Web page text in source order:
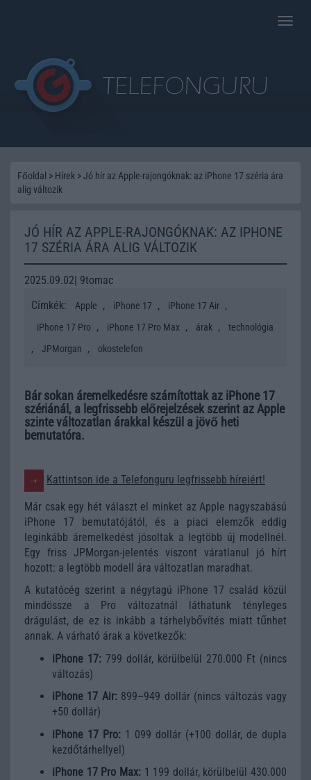
Toggle
Főoldal > Hírek >Jó hír az Apple-rajongóknak: az iPhone 17 széria ára
alig változik
JÓ HÍR AZ APPLE-RAJONGÓKNAK: AZ IPHONE
17 SZÉRIA ÁRA ALIG VÁLTOZIK
2025.09.02| 9tomac
Címkék:
Apple , iPhone 17 , iPhone 17 Air ,
iPhone 17 Pro , iPhone 17 Pro Max , árak , technológia
, JPMorgan , okostelefon
Bár sokan áremelkedésre számítottak az iPhone 17
szériánál, a legfrissebb előrejelzések szerint az Apple
szinte változatlan árakkal készül a jövő heti
bemutatóra.
Kattintson ide a Telefonguru legfrissebb híreiért!
Már csak egy hét választ el minket az Apple nagyszabású
iPhone 17 bemutatójától, és a piaci elemzők eddig
leginkább áremelkedést jósoltak a legtöbb új modellnél.
Egy friss JPMorgan-jelentés viszont váratlanul jó hírt
hozott: a legtöbb modell ára változatlan maradhat.
A kutatócég szerint a négytagú iPhone 17 család közül
mindössze a Pro változatnál láthatunk tényleges
drágulást, de ez is inkább a tárhelybővítés miatt tűnhet
annak. A várható árak a következők:
iPhone 17: 799 dollár, körülbelül 270.000 Ft (nincs
változás)
iPhone 17 Air:899–949 dollár (nincs változás vagy
+50 dollár)
iPhone 17 Pro: 1 099 dollár (+100 dollár, de dupla
kezdőtárhellyel)
iPhone 17 Pro Max:1 199 dollár, körülbelül 430.000